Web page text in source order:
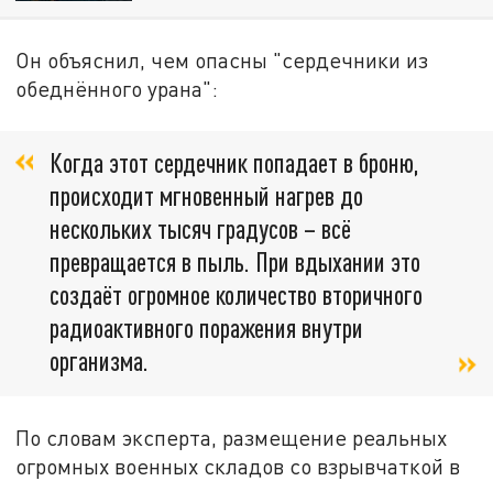
Он объяснил, чем опасны "сердечники из
обеднённого урана":
Когда этот сердечник попадает в броню,
происходит мгновенный нагрев до
нескольких тысяч градусов – всё
превращается в пыль. При вдыхании это
создаёт огромное количество вторичного
радиоактивного поражения внутри
организма.
По словам эксперта, размещение реальных
огромных военных складов со взрывчаткой в